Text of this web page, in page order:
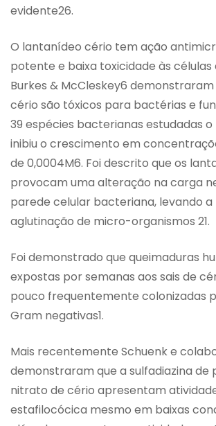
evidente26.
O lantanídeo cério tem ação
potente e baixa toxicidade às células
Burkes & McCleskey6 demonstraram
cério são tóxicos para bactérias e
39 espécies bacterianas estudadas
inibiu o crescimento em
de 0,0004M6. Foi descrito que os
provocam uma alteração na carga
parede celular bacteriana, levando a
aglutinação de micro-organismos 21.
Foi demonstrado que queimaduras
expostas por semanas aos sais de
pouco frequentemente colonizadas
Gram negativas1.
Mais recentemente Schuenk e
demonstraram que a sulfadiazina de
nitrato de cério apresentam
estafilocócica mesmo em baixas